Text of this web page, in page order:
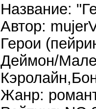
Название:
Автор:
Герои
Деймон/
Жанр: